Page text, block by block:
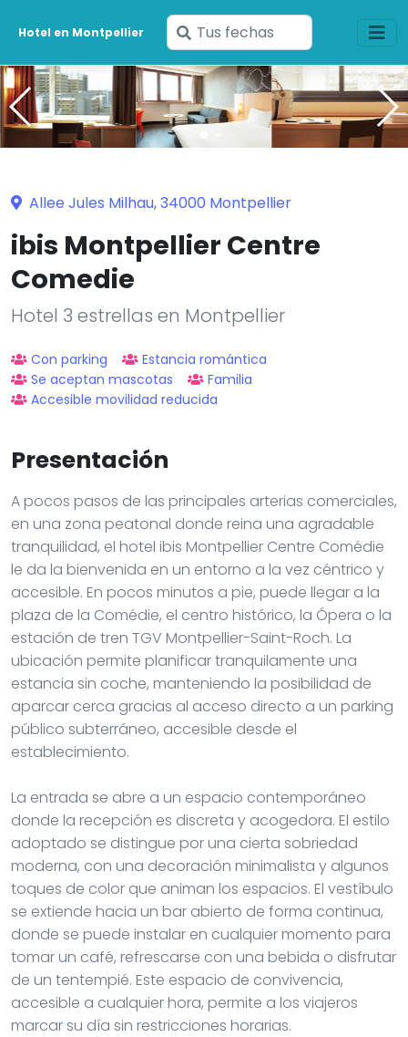
Hotel en Montpellier
Ingresa
tus
fechas
Allee Jules Milhau, 34000 Montpellier
ibis Montpellier Centre
Comedie
Hotel 3 estrellas en Montpellier
Con parking
Estancia romántica
Se aceptan mascotas
Familia
Accesible movilidad reducida
Presentación
A pocos pasos de las principales arterias comerciales,
en una zona peatonal donde reina una agradable
tranquilidad, el hotel ibis Montpellier Centre Comédie
le da la bienvenida en un entorno a la vez céntrico y
accesible. En pocos minutos a pie, puede llegar a la
plaza de la Comédie, el centro histórico, la Ópera o la
estación de tren TGV Montpellier-Saint-Roch. La
ubicación permite planificar tranquilamente una
estancia sin coche, manteniendo la posibilidad de
aparcar cerca gracias al acceso directo a un parking
público subterráneo, accesible desde el
establecimiento.
La entrada se abre a un espacio contemporáneo
donde la recepción es discreta y acogedora. El estilo
adoptado se distingue por una cierta sobriedad
moderna, con una decoración minimalista y algunos
toques de color que animan los espacios. El vestíbulo
se extiende hacia un bar abierto de forma continua,
donde se puede instalar en cualquier momento para
tomar un café, refrescarse con una bebida o disfrutar
de un tentempié. Este espacio de convivencia,
accesible a cualquier hora, permite a los viajeros
marcar su día sin restricciones horarias.